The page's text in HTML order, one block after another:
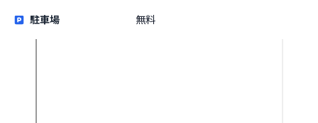
駐車場
無料